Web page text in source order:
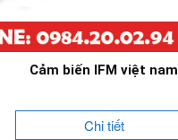
Cảm biến IFM việt nam
Chi tiết